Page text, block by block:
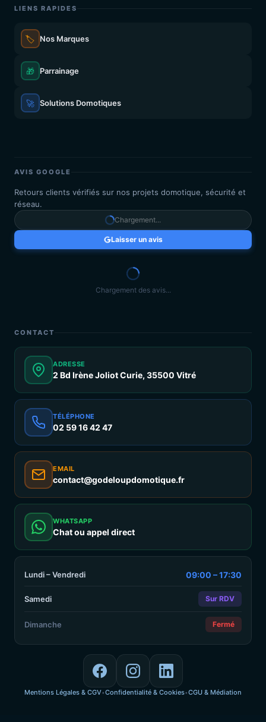
LIENS RAPIDES
🏷️ Nos Marques
🎁 Parrainage
🚀 Solutions Domotiques
AVIS GOOGLE
Retours clients vérifiés sur nos projets domotique, sécurité et
réseau.
Chargement...
Laisser un avis
Chargement des avis...
CONTACT
ADRESSE
2 Bd Irène Joliot Curie, 35500 Vitré
TÉLÉPHONE
02 59 16 42 47
EMAIL
contact@godeloupdomotique.fr
WHATSAPP
Chat ou appel direct
Lundi – Vendredi 09:00 – 17:30
Samedi Sur RDV
Dimanche Fermé
Mentions Légales & CGV•Confidentialité & Cookies•CGU & Médiation